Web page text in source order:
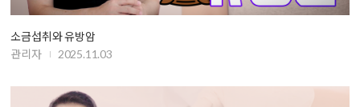
소금섭취와 유방암
관리자
2025.11.03